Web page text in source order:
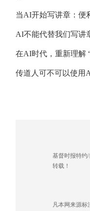
当AI开始写讲章：便
AI不能代替我们写讲
在AI时代，重新理解
传道人可不可以使用
基督时报特约
转载！
凡本网来源标